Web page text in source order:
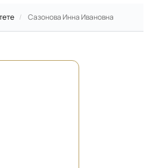
/ Сазонова Инна Ивановна